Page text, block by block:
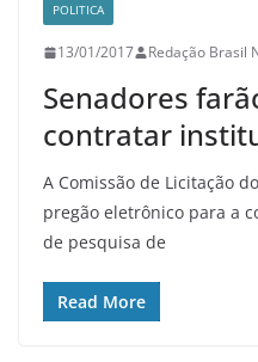
POLITICA
13/01/2017 Redação Brasil
Senadores
contratar
A Comissão de Licitação
pregão eletrônico para a
de pesquisa de
Read More